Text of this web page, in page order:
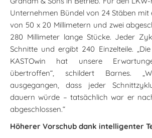
Unternehmen Bündel von 24 Stäben
von 50 x 20 Millimetern und zwei
280 Millimeter lange Stücke. Jeder
Schnitte und ergibt 240 Einzelteile.
KASTOwin hat unsere
übertroffen“, schildert Barnes.
ausgegangen, dass jeder
dauern würde – tatsächlich war er
abgeschlossen.“
Höherer Vorschub dank intelligenter